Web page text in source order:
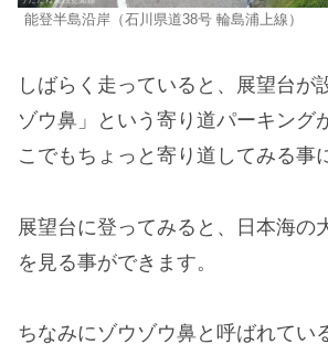
能登半島沿岸（石川県道38号 輪島浦上線）
しばらく走っていると、展望台が
ゾウ鼻」という寄り道パーキング
こでもちょっと寄り道してみる事
展望台に登ってみると、日本海の
を見る事ができます。
ちなみにゾウゾウ鼻と呼ばれてい